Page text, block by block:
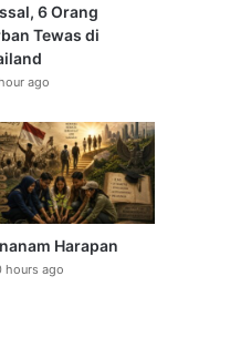
6 Orang
Tewas di
ago
Harapan
hours ago